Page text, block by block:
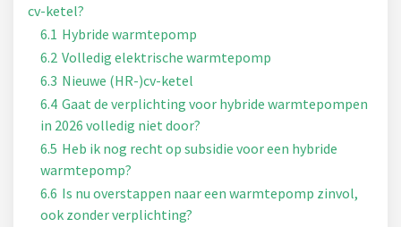
cv-ketel?
6.1 Hybride warmtepomp
6.2 Volledig elektrische warmtepomp
6.3 Nieuwe (HR-)cv-ketel
6.4 Gaat de verplichting voor hybride warmtepompen
in 2026 volledig niet door?
6.5 Heb ik nog recht op subsidie voor een hybride
warmtepomp?
6.6 Is nu overstappen naar een warmtepomp zinvol,
ook zonder verplichting?